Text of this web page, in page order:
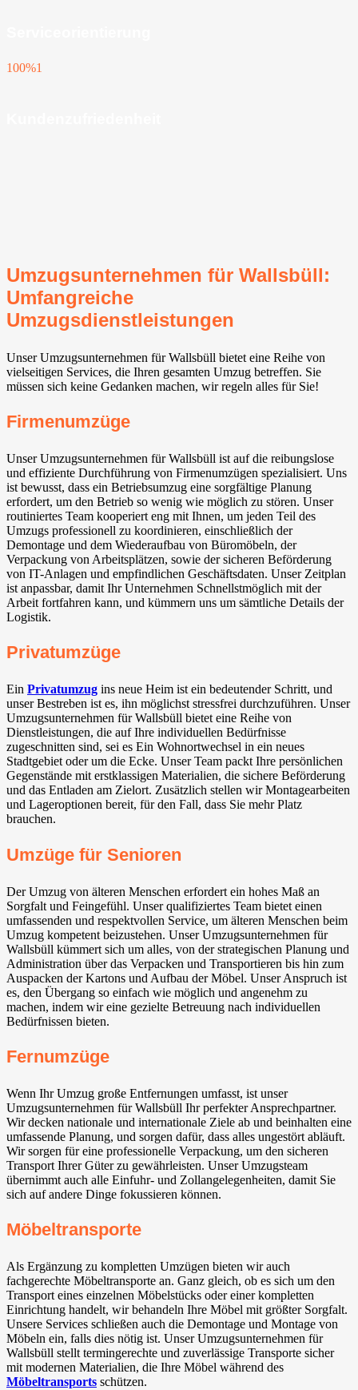
100%1
Umzugsunternehmen für Wallsbüll:
Umfangreiche
Umzugsdienstleistungen
Unser Umzugsunternehmen für Wallsbüll bietet eine Reihe von
vielseitigen Services, die Ihren gesamten Umzug betreffen. Sie
müssen sich keine Gedanken machen, wir regeln alles für Sie!
Firmenumzüge
Unser Umzugsunternehmen für Wallsbüll ist auf die reibungslose
und effiziente Durchführung von Firmenumzügen spezialisiert. Uns
ist bewusst, dass ein Betriebsumzug eine sorgfältige Planung
erfordert, um den Betrieb so wenig wie möglich zu stören. Unser
routiniertes Team kooperiert eng mit Ihnen, um jeden Teil des
Umzugs professionell zu koordinieren, einschließlich der
Demontage und dem Wiederaufbau von Büromöbeln, der
Verpackung von Arbeitsplätzen, sowie der sicheren Beförderung
von IT-Anlagen und empfindlichen Geschäftsdaten. Unser Zeitplan
ist anpassbar, damit Ihr Unternehmen Schnellstmöglich mit der
Arbeit fortfahren kann, und kümmern uns um sämtliche Details der
Logistik.
Privatumzüge
Ein Privatumzug ins neue Heim ist ein bedeutender Schritt, und
unser Bestreben ist es, ihn möglichst stressfrei durchzuführen. Unser
Umzugsunternehmen für Wallsbüll bietet eine Reihe von
Dienstleistungen, die auf Ihre individuellen Bedürfnisse
zugeschnitten sind, sei es Ein Wohnortwechsel in ein neues
Stadtgebiet oder um die Ecke. Unser Team packt Ihre persönlichen
Gegenstände mit erstklassigen Materialien, die sichere Beförderung
und das Entladen am Zielort. Zusätzlich stellen wir Montagearbeiten
und Lageroptionen bereit, für den Fall, dass Sie mehr Platz
brauchen.
Umzüge für Senioren
Der Umzug von älteren Menschen erfordert ein hohes Maß an
Sorgfalt und Feingefühl. Unser qualifiziertes Team bietet einen
umfassenden und respektvollen Service, um älteren Menschen beim
Umzug kompetent beizustehen. Unser Umzugsunternehmen für
Wallsbüll kümmert sich um alles, von der strategischen Planung und
Administration über das Verpacken und Transportieren bis hin zum
Auspacken der Kartons und Aufbau der Möbel. Unser Anspruch ist
es, den Übergang so einfach wie möglich und angenehm zu
machen, indem wir eine gezielte Betreuung nach individuellen
Bedürfnissen bieten.
Fernumzüge
Wenn Ihr Umzug große Entfernungen umfasst, ist unser
Umzugsunternehmen für Wallsbüll Ihr perfekter Ansprechpartner.
Wir decken nationale und internationale Ziele ab und beinhalten eine
umfassende Planung, und sorgen dafür, dass alles ungestört abläuft.
Wir sorgen für eine professionelle Verpackung, um den sicheren
Transport Ihrer Güter zu gewährleisten. Unser Umzugsteam
übernimmt auch alle Einfuhr- und Zollangelegenheiten, damit Sie
sich auf andere Dinge fokussieren können.
Möbeltransporte
Als Ergänzung zu kompletten Umzügen bieten wir auch
fachgerechte Möbeltransporte an. Ganz gleich, ob es sich um den
Transport eines einzelnen Möbelstücks oder einer kompletten
Einrichtung handelt, wir behandeln Ihre Möbel mit größter Sorgfalt.
Unsere Services schließen auch die Demontage und Montage von
Möbeln ein, falls dies nötig ist. Unser Umzugsunternehmen für
Wallsbüll stellt termingerechte und zuverlässige Transporte sicher
mit modernen Materialien, die Ihre Möbel während des
Möbeltransports schützen.